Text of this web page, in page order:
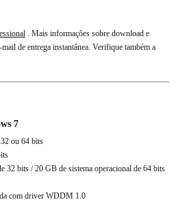
. Mais informações sobre download e
de entrega instantânea. Verifique também a
7
ou 64 bits
32 bits / 20 GB de sistema operacional de 64 bits
com driver WDDM 1.0